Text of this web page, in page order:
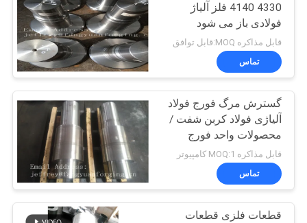
درخواست
نقل قول
نقشه
سایت
PRIVACY
POLICY
4140 4330 فلز آلیاژ
فولادی باز می شود
قابل مذاکره MOQ:قابل توافق
تماس
گسترش مرگ فورج فولاد
آلیاژی فولاد کربن شفت /
محصولات واحد فورج
قابل مذاکره MOQ:1 کامپیوتر
تماس
قطعات فلزی قطعات